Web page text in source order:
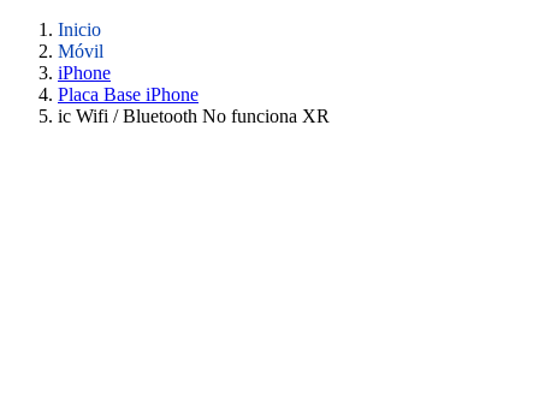
Inicio
Móvil
iPhone
Placa Base iPhone
ic Wifi / Bluetooth No funciona XR